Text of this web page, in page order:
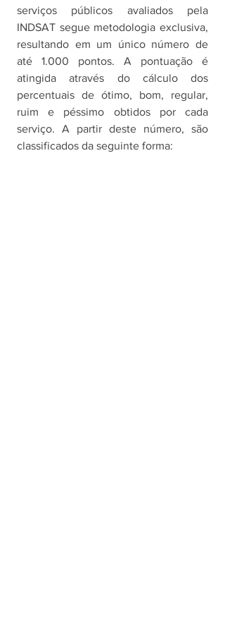
serviços públicos avaliados pela
INDSAT segue metodologia exclusiva,
resultando em um único número de
até 1.000 pontos. A pontuação é
atingida através do cálculo dos
percentuais de ótimo, bom, regular,
ruim e péssimo obtidos por cada
serviço. A partir deste número, são
classificados da seguinte forma: